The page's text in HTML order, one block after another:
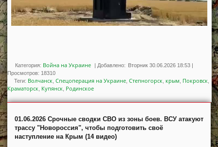
Категория: Война на Украине | Добавлено: Вторник 30.06.2026 18:53 |
Просмотров: 18310
Теги: Волчанск ,Спецоперация на Украине ,Степногорск крым Покровск
Краматорск Купянск Родинское
01.06.2026 Срочные сводки СВО из зоны боев. ВСУ атакуют
трассу "Новороссия", чтобы подготовить своё
наступление на Крым (14 видео)